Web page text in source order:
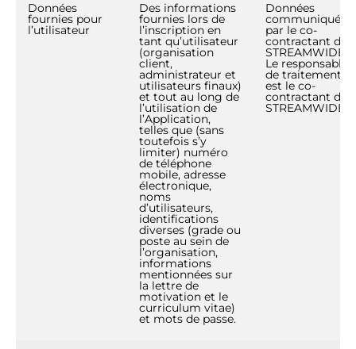
Données
fournies pour
l’utilisateur
Des informations
fournies lors de
l’inscription en
tant qu’utilisateur
(organisation
client,
administrateur et
utilisateurs finaux)
et tout au long de
l’utilisation de
l’Application,
telles que (sans
toutefois s’y
limiter) numéro
de téléphone
mobile, adresse
électronique,
noms
d’utilisateurs,
identifications
diverses (grade ou
poste au sein de
l’organisation,
informations
mentionnées sur
la lettre de
motivation et le
curriculum vitae)
et mots de passe.
Données
communiquées
par le co-
contractant de
STREAMWIDE.
Le responsable
de traitement
est le co-
contractant de
STREAMWIDE.